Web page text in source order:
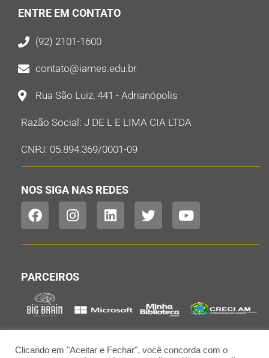
ENTRE EM CONTATO
(92) 2101-1600
contato@iames.edu.br
Rua São Luiz, 441 - Adrianópolis
Razão Social: J DE L E LIMA CIA LTDA
CNPJ: 05.894.369/0001-09
NOS SIGA NAS REDES
PARCEIROS
Clicando em "Aceitar e Fechar", você concorda com o